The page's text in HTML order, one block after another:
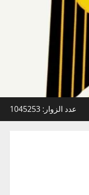
عدد الزوار: 1045253